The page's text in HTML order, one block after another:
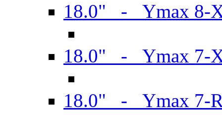
18.0" - Ymax 8-
18.0" - Ymax 7-
18.0" - Ymax 7-